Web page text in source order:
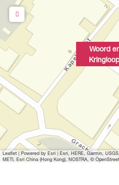
Woord
Leaflet | Powered by Esri | Esri, HERE, Garmin,
METI, Esri China (Hong Kong), NOSTRA, ©